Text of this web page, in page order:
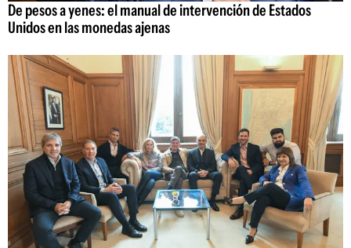
De pesos a yenes: el manual de intervención de Estados
Unidos en las monedas ajenas